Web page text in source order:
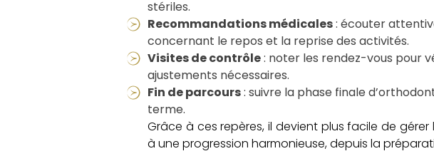
stériles.
Recommandations médicales: écouter
concernant le repos et la reprise des activités.
Visites de contrôle: noter les rendez-vous pour
ajustements nécessaires.
Fin de parcours: suivre la phase finale
terme.
Grâce à ces repères, il devient plus facile de
à une progression harmonieuse, depuis la